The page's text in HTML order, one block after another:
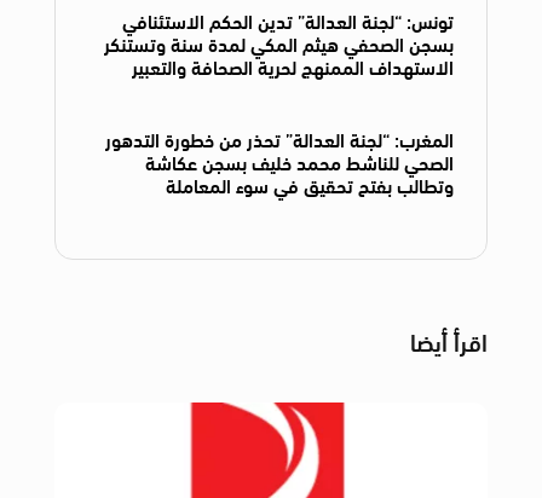
تونس: “لجنة العدالة” تدين الحكم الاستئنافي
بسجن الصحفي هيثم المكي لمدة سنة وتستنكر
الاستهداف الممنهج لحرية الصحافة والتعبير
المغرب: “لجنة العدالة” تحذر من خطورة التدهور
الصحي للناشط محمد خليف بسجن عكاشة
وتطالب بفتح تحقيق في سوء المعاملة
اقرأ أيضا